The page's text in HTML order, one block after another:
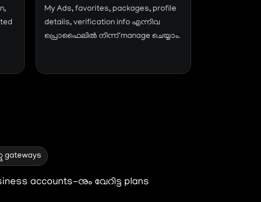
My Ads, favorites, packages, profile
details, verification info എന്നിവ
പ്രൊഫൈലിൽ നിന്ന് manage ചെയ്യാം.
gateways
accounts-നും വേറിട്ട plans